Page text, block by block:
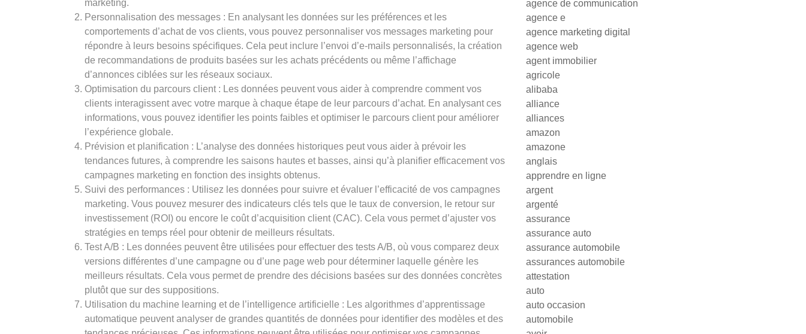
marketing.
Personnalisation des messages : En analysant les données sur les préférences et les
comportements d’achat de vos clients, vous pouvez personnaliser vos messages marketing pour
répondre à leurs besoins spécifiques. Cela peut inclure l’envoi d’e-mails personnalisés, la création
de recommandations de produits basées sur les achats précédents ou même l’affichage
d’annonces ciblées sur les réseaux sociaux.
Optimisation du parcours client : Les données peuvent vous aider à comprendre comment vos
clients interagissent avec votre marque à chaque étape de leur parcours d’achat. En analysant ces
informations, vous pouvez identifier les points faibles et optimiser le parcours client pour améliorer
l’expérience globale.
Prévision et planification : L’analyse des données historiques peut vous aider à prévoir les
tendances futures, à comprendre les saisons hautes et basses, ainsi qu’à planifier efficacement vos
campagnes marketing en fonction des insights obtenus.
Suivi des performances : Utilisez les données pour suivre et évaluer l’efficacité de vos campagnes
marketing. Vous pouvez mesurer des indicateurs clés tels que le taux de conversion, le retour sur
investissement (ROI) ou encore le coût d’acquisition client (CAC). Cela vous permet d’ajuster vos
stratégies en temps réel pour obtenir de meilleurs résultats.
Test A/B : Les données peuvent être utilisées pour effectuer des tests A/B, où vous comparez deux
versions différentes d’une campagne ou d’une page web pour déterminer laquelle génère les
meilleurs résultats. Cela vous permet de prendre des décisions basées sur des données concrètes
plutôt que sur des suppositions.
Utilisation du machine learning et de l’intelligence artificielle : Les algorithmes d’apprentissage
automatique peuvent analyser de grandes quantités de données pour identifier des modèles et des
agence de communication
agence e
agence marketing digital
agence web
agent immobilier
agricole
alibaba
alliance
alliances
amazon
amazone
anglais
apprendre en ligne
argent
argenté
assurance
assurance auto
assurance automobile
assurances automobile
attestation
auto
auto occasion
automobile